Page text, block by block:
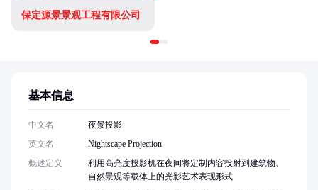
保定源景景观工程有限公司
基本信息
中文名
夜景投影
英文名
Nightscape Projection
概述定义
利用高亮度投影机在夜间将定制内容投射到建筑物、
自然景观等载体上的光影艺术表现形式